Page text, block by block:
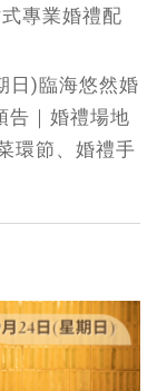
專業婚禮配
日)臨海悠然婚
告｜婚禮場地
環節、婚禮手